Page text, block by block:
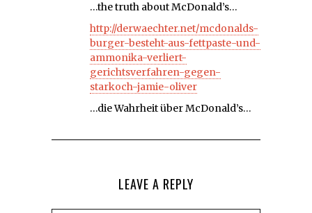
…the truth about McDonald’s…
http://derwaechter.net/mcdonalds-
burger-besteht-aus-fettpaste-und-
ammonika-verliert-
gerichtsverfahren-gegen-
starkoch-jamie-oliver
…die Wahrheit über McDonald’s…
LEAVE A REPLY